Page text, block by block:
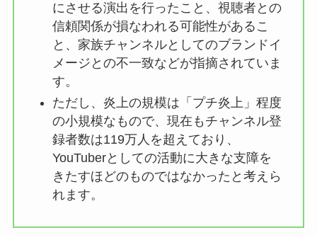
にさせる演出を行ったこと、視聴者との
信頼関係が損なわれる可能性があるこ
と、家族チャンネルとしてのブランドイ
メージとの不一致などが指摘されていま
す。
ただし、炎上の規模は「プチ炎上」程度
の小規模なもので、現在もチャンネル登
録者数は119万人を超えており、
YouTuberとしての活動に大きな支障を
きたすほどのものではなかったと考えら
れます。